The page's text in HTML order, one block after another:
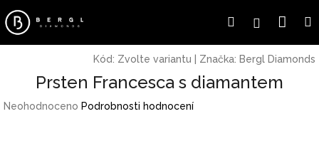
na
obsah
HledatPřihlášení
Kód: Zvolte variantu Značka: Bergl Diamonds
Prsten Francesca s diamantem
Průměrné
Neohodnoceno Podrobnosti hodnocení